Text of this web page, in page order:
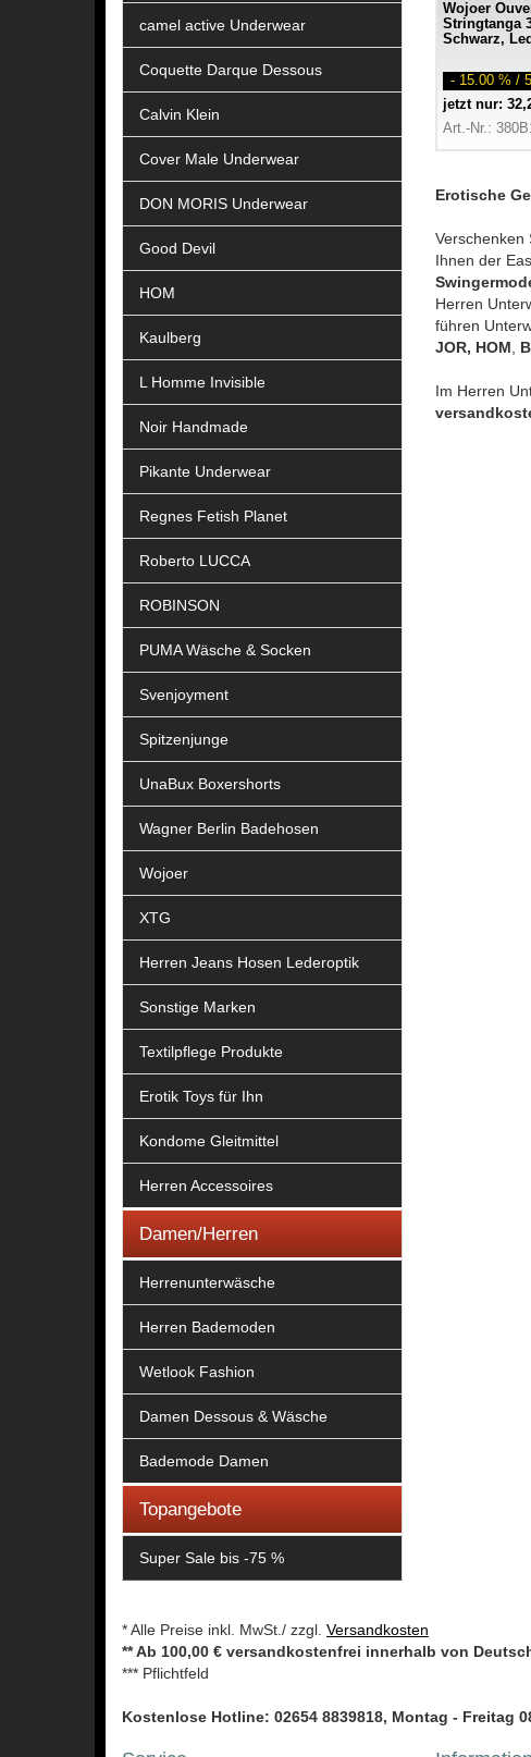
camel active Underwear
Coquette Darque Dessous
Calvin Klein
Cover Male Underwear
DON MORIS Underwear
Good Devil
HOM
Kaulberg
L Homme Invisible
Noir Handmade
Pikante Underwear
Regnes Fetish Planet
Roberto LUCCA
ROBINSON
PUMA Wäsche & Socken
Svenjoyment
Spitzenjunge
UnaBux Boxershorts
Wagner Berlin Badehosen
Wojoer
XTG
Herren Jeans Hosen Lederoptik
Sonstige Marken
Textilpflege Produkte
Erotik Toys für Ihn
Kondome Gleitmittel
Herren Accessoires
Damen/Herren
Herrenunterwäsche
Herren Bademoden
Wetlook Fashion
Damen Dessous & Wäsche
Bademode Damen
Topangebote
Super Sale bis -75 %
Wojoer
Stringtanga
Schwarz,
- 15.00 % /
jetzt nur:
Art.-Nr.:
Erotische
Verschenken
Ihnen der
Herren
führen
JOR, HOM
Im Herren
* Alle Preise inkl. MwSt./ zzgl. Versandkosten
** Ab 100,00 € versandkostenfrei innerhalb von
*** Pflichtfeld
Kostenlose Hotline: 02654 8839818, Montag - Freitag